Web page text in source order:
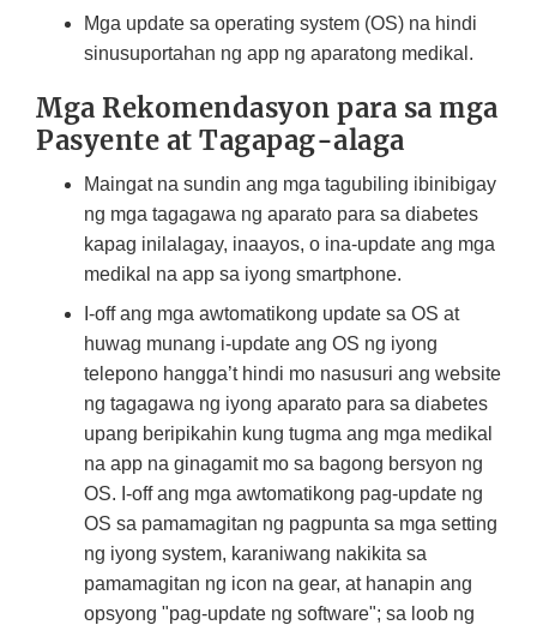
Mga update sa operating system (OS) na hindi
sinusuportahan ng app ng aparatong medikal.
Mga Rekomendasyon para sa mga
Pasyente at Tagapag-alaga
Maingat na sundin ang mga tagubiling ibinibigay
ng mga tagagawa ng aparato para sa diabetes
kapag inilalagay, inaayos, o ina-update ang mga
medikal na app sa iyong smartphone.
I-off ang mga awtomatikong update sa OS at
huwag munang i-update ang OS ng iyong
telepono hangga’t hindi mo nasusuri ang website
ng tagagawa ng iyong aparato para sa diabetes
upang beripikahin kung tugma ang mga medikal
na app na ginagamit mo sa bagong bersyon ng
OS. I-off ang mga awtomatikong pag-update ng
OS sa pamamagitan ng pagpunta sa mga setting
ng iyong system, karaniwang nakikita sa
pamamagitan ng icon na gear, at hanapin ang
opsyong "pag-update ng software"; sa loob ng